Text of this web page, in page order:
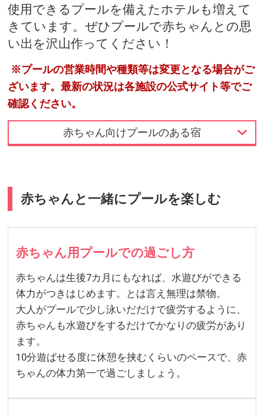
使用できるプールを備えたホテルも増えて
きています。ぜひプールで赤ちゃんとの思
い出を沢山作ってください！
※プールの営業時間や種類等は変更となる場合がご
ざいます。最新の状況は各施設の公式サイト等でご
確認ください。
赤ちゃん向けプールのある宿
赤ちゃん向けプールのある宿
赤ちゃんと一緒にプールを楽しむ
赤ちゃん用プールでの過ごし方
赤ちゃんは生後7カ月にもなれば、水遊びができる
体力がつきはじめます。とは言え無理は禁物。
大人がプールで少し泳いだだけで疲労するように、
赤ちゃんも水遊びをするだけでかなりの疲労があり
ます。
10分遊ばせる度に休憩を挟むくらいのペースで、赤
ちゃんの体力第一で過ごしましょう。